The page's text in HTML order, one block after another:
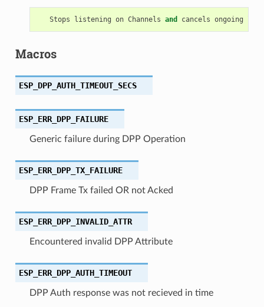
Stops listening on Channels and cancels ongoing
Macros
ESP_DPP_AUTH_TIMEOUT_SECS
ESP_ERR_DPP_FAILURE
Generic failure during DPP Operation
ESP_ERR_DPP_TX_FAILURE
DPP Frame Tx failed OR not Acked
ESP_ERR_DPP_INVALID_ATTR
Encountered invalid DPP Attribute
ESP_ERR_DPP_AUTH_TIMEOUT
DPP Auth response was not recieved in time